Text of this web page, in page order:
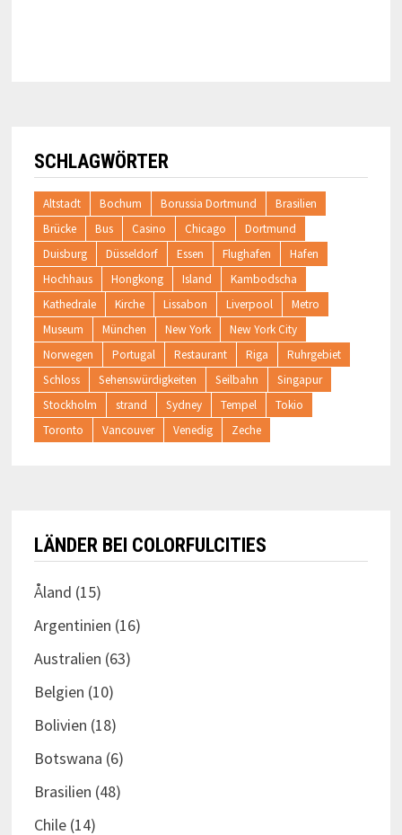
SCHLAGWÖRTER
Altstadt Bochum Borussia Dortmund
Brasilien
Brücke
Bus Casino Chicago
Dortmund
Duisburg
Düsseldorf Essen Flughafen
Hafen
Hochhaus
Hongkong Island
Kambodscha
Kathedrale
Kirche Lissabon Liverpool
Metro
Museum
München New York
New York City
Norwegen
Portugal Restaurant Riga
Ruhrgebiet
Schloss
Sehenswürdigkeiten Seilbahn
Singapur
Stockholm
strand Sydney Tempel
Tokio
Toronto
Vancouver Venedig Zeche
LÄNDER BEI COLORFULCITIES
Åland (15)
Argentinien (16)
Australien (63)
Belgien (10)
Bolivien (18)
Botswana (6)
Brasilien (48)
Chile(14)